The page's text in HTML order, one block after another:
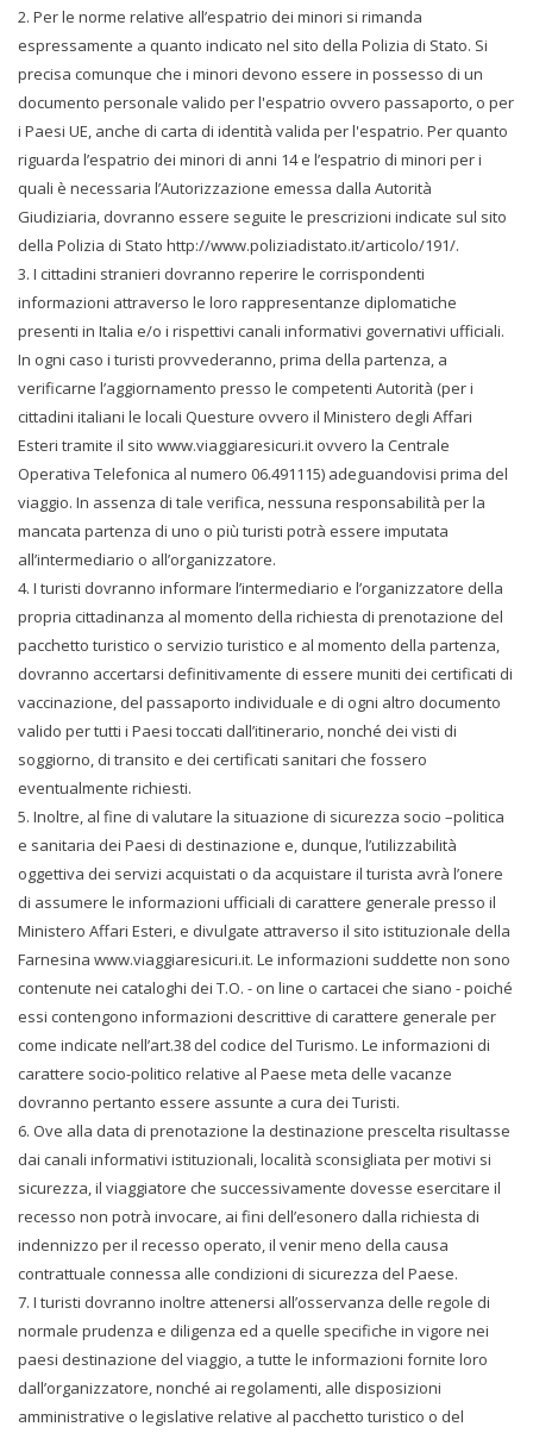
2. Per le norme relative all’espatrio dei minori si rimanda
espressamente a quanto indicato nel sito della Polizia di Stato. Si
precisa comunque che i minori devono essere in possesso di un
documento personale valido per l'espatrio ovvero passaporto, o per
i Paesi UE, anche di carta di identità valida per l'espatrio. Per quanto
riguarda l’espatrio dei minori di anni 14 e l’espatrio di minori per i
quali è necessaria l’Autorizzazione emessa dalla Autorità
Giudiziaria, dovranno essere seguite le prescrizioni indicate sul sito
della Polizia di Stato http://www.poliziadistato.it/articolo/191/.
3. I cittadini stranieri dovranno reperire le corrispondenti
informazioni attraverso le loro rappresentanze diplomatiche
presenti in Italia e/o i rispettivi canali informativi governativi ufficiali.
In ogni caso i turisti provvederanno, prima della partenza, a
verificarne l’aggiornamento presso le competenti Autorità (per i
cittadini italiani le locali Questure ovvero il Ministero degli Affari
Esteri tramite il sito www.viaggiaresicuri.it ovvero la Centrale
Operativa Telefonica al numero 06.491115) adeguandovisi prima del
viaggio. In assenza di tale verifica, nessuna responsabilità per la
mancata partenza di uno o più turisti potrà essere imputata
all’intermediario o all’organizzatore.
4. I turisti dovranno informare l’intermediario e l’organizzatore della
propria cittadinanza al momento della richiesta di prenotazione del
pacchetto turistico o servizio turistico e al momento della partenza,
dovranno accertarsi definitivamente di essere muniti dei certificati di
vaccinazione, del passaporto individuale e di ogni altro documento
valido per tutti i Paesi toccati dall’itinerario, nonché dei visti di
soggiorno, di transito e dei certificati sanitari che fossero
eventualmente richiesti.
5. Inoltre, al fine di valutare la situazione di sicurezza socio –politica
e sanitaria dei Paesi di destinazione e, dunque, l’utilizzabilità
oggettiva dei servizi acquistati o da acquistare il turista avrà l’onere
di assumere le informazioni ufficiali di carattere generale presso il
Ministero Affari Esteri, e divulgate attraverso il sito istituzionale della
Farnesina www.viaggiaresicuri.it. Le informazioni suddette non sono
contenute nei cataloghi dei T.O. - on line o cartacei che siano - poiché
essi contengono informazioni descrittive di carattere generale per
come indicate nell’art.38 del codice del Turismo. Le informazioni di
carattere socio-politico relative al Paese meta delle vacanze
dovranno pertanto essere assunte a cura dei Turisti.
6. Ove alla data di prenotazione la destinazione prescelta risultasse
dai canali informativi istituzionali, località sconsigliata per motivi si
sicurezza, il viaggiatore che successivamente dovesse esercitare il
recesso non potrà invocare, ai fini dell’esonero dalla richiesta di
indennizzo per il recesso operato, il venir meno della causa
contrattuale connessa alle condizioni di sicurezza del Paese.
7. I turisti dovranno inoltre attenersi all’osservanza delle regole di
normale prudenza e diligenza ed a quelle specifiche in vigore nei
paesi destinazione del viaggio, a tutte le informazioni fornite loro
dall’organizzatore, nonché ai regolamenti, alle disposizioni
amministrative o legislative relative al pacchetto turistico o del